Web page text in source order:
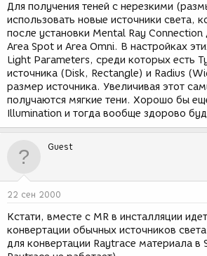
Для получения теней с нерезкими
использовать новые источники света,
после установки Mental Ray Connection
Area Spot и Area Omni. В настройках
Light Parameters, среди которых есть
источника (Disk, Rectangle) и Radius
размер источника. Увеличивая этот
получаются мягкие тени. Хорошо бы
Illumination и тогда вообще здорово
Guest
22 сен 2000
Кстати, вместе с MR в инсталляции
конвертации обычных источников
для конвертации Raytrace материала в